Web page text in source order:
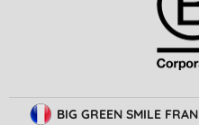
BIG GREEN SMILE